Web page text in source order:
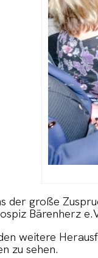
große
Bärenherz
weitere
zu sehen.